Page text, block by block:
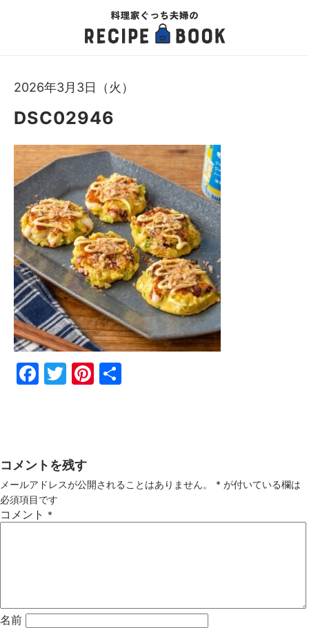
2026年3月3日（火）
DSC02946
Fac
Twi
Pin
コメントを残す
メールアドレスが公開されることはありません。 * が付いている欄は
必須項目です
コメント *
名前